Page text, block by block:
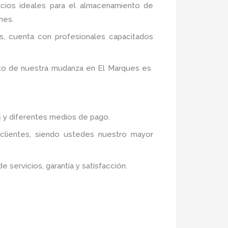
ideales para el almacenamiento de
cuenta con profesionales capacitados
de nuestra mudanza en El Marques es
diferentes medios de pago.
siendo ustedes nuestro mayor
servicios, garantía y satisfacción.